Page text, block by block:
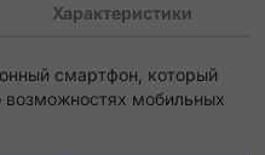
Характеристики
смартфон, который
возможностях мобильных